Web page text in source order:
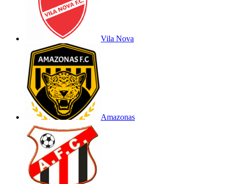
Vila Nova
Amazonas